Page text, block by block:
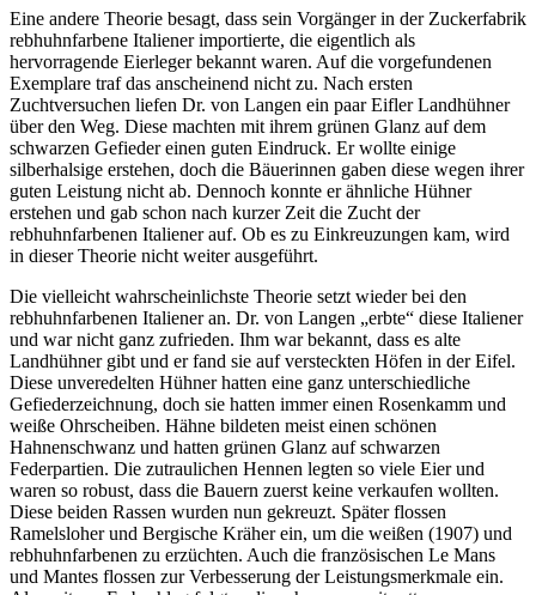
Eine andere Theorie besagt, dass sein Vorgänger in der Zuckerfabrik
rebhuhnfarbene Italiener importierte, die eigentlich als
hervorragende Eierleger bekannt waren. Auf die vorgefundenen
Exemplare traf das anscheinend nicht zu. Nach ersten
Zuchtversuchen liefen Dr. von Langen ein paar Eifler Landhühner
über den Weg. Diese machten mit ihrem grünen Glanz auf dem
schwarzen Gefieder einen guten Eindruck. Er wollte einige
silberhalsige erstehen, doch die Bäuerinnen gaben diese wegen ihrer
guten Leistung nicht ab. Dennoch konnte er ähnliche Hühner
erstehen und gab schon nach kurzer Zeit die Zucht der
rebhuhnfarbenen Italiener auf. Ob es zu Einkreuzungen kam, wird
in dieser Theorie nicht weiter ausgeführt.
Die vielleicht wahrscheinlichste Theorie setzt wieder bei den
rebhuhnfarbenen Italiener an. Dr. von Langen „erbte“ diese Italiener
und war nicht ganz zufrieden. Ihm war bekannt, dass es alte
Landhühner gibt und er fand sie auf versteckten Höfen in der Eifel.
Diese unveredelten Hühner hatten eine ganz unterschiedliche
Gefiederzeichnung, doch sie hatten immer einen Rosenkamm und
weiße Ohrscheiben. Hähne bildeten meist einen schönen
Hahnenschwanz und hatten grünen Glanz auf schwarzen
Federpartien. Die zutraulichen Hennen legten so viele Eier und
waren so robust, dass die Bauern zuerst keine verkaufen wollten.
Diese beiden Rassen wurden nun gekreuzt. Später flossen
Ramelsloher und Bergische Kräher ein, um die weißen (1907) und
rebhuhnfarbenen zu erzüchten. Auch die französischen Le Mans
und Mantes flossen zur Verbesserung der Leistungsmerkmale ein.